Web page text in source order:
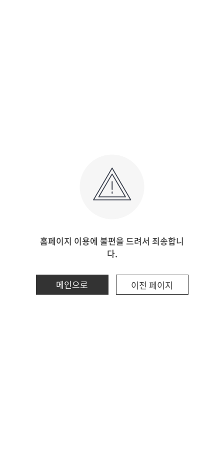
홈페이지 이용에 불편을 드려서 죄송합니
다.
메인으로 이전 페이지